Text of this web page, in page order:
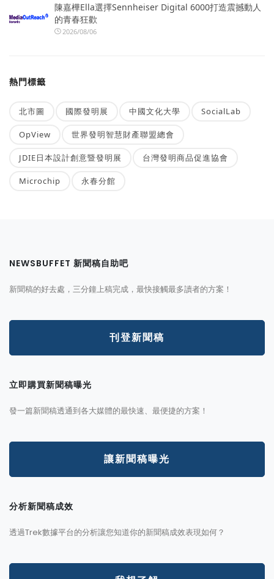
陳嘉樺Ella選擇Sennheiser Digital 6000打造震撼動人
的青春狂歡
2026/08/06
熱門標籤
北市圖 國際發明展 中國文化大學 SocialLab
OpView 世界發明智慧財產聯盟總會
JDIE日本設計創意暨發明展 台灣發明商品促進協會
Microchip 永春分館
NEWSBUFFET 新聞稿自助吧
新聞稿的好去處，三分鐘上稿完成，最快接觸最多讀者的方案！
刊登新聞稿
立即購買新聞稿曝光
發一篇新聞稿透通到各大媒體的最快速、最便捷的方案！
讓新聞稿曝光
分析新聞稿成效
透過Trek數據平台的分析讓您知道你的新聞稿成效表現如何？